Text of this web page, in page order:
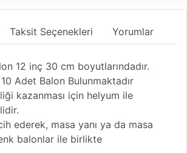
Taksit Seçenekleri Yorumlar
12 inç 30 cm boyutlarındadır.
Adet Balon Bulunmaktadır
kazanması için helyum ile
ederek, masa yanı ya da masa
balonlar ile birlikte